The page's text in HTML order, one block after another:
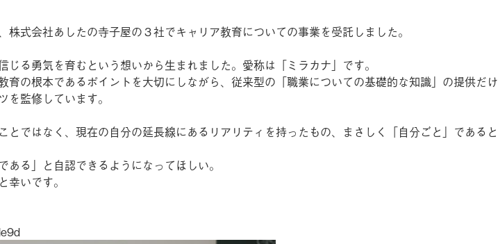
式会社あしたの寺子屋の３社でキャリア教育についての事業を受託しました。
る勇気を育むという想いから生まれました。愛称は「ミラカナ」です。
の根本であるポイントを大切にしながら、従来型の「職業についての基礎的な知識」の提供だけ
監修しています。
ではなく、現在の自分の延長線にあるリアリティを持ったもの、まさしく「自分ごと」であると
る」と自認できるようになってほしい。
いです。